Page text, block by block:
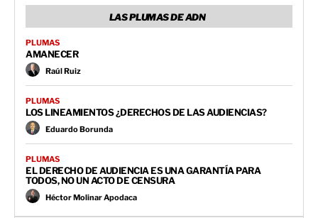
LAS PLUMAS DE ADN
PLUMAS
AMANECER
Raúl Ruiz
PLUMAS
LOS LINEAMIENTOS ¿DERECHOS DE LAS AUDIENCIAS?
Eduardo Borunda
PLUMAS
EL DERECHO DE AUDIENCIA ES UNA GARANTÍA PARA
TODOS, NO UN ACTO DE CENSURA
Héctor Molinar Apodaca